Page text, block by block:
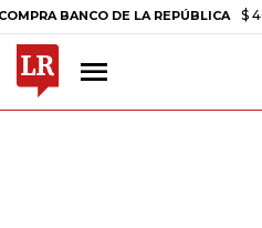
DE LA REPÚBLICA $ 408.498,97